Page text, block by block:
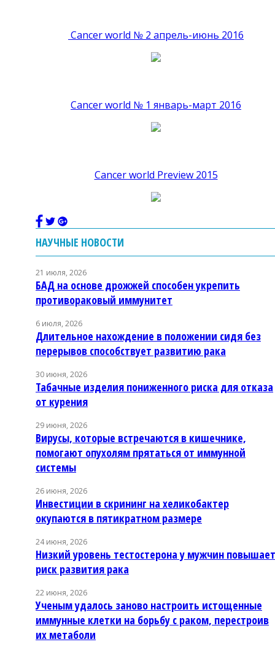
Cancer world № 2 апрель-июнь 2016
Cancer world № 1 январь-март 2016
Cancer world Preview 2015
НАУЧНЫЕ НОВОСТИ
21 июля, 2026
БАД на основе дрожжей способен укрепить
противораковый иммунитет
6 июля, 2026
Длительное нахождение в положении сидя без
перерывов способствует развитию рака
30 июня, 2026
Табачные изделия пониженного риска для отказа
от курения
29 июня, 2026
Вирусы, которые встречаются в кишечнике,
помогают опухолям прятаться от иммунной
системы
26 июня, 2026
Инвестиции в скрининг на хеликобактер
окупаются в пятикратном размере
24 июня, 2026
Низкий уровень тестостерона у мужчин повышает
риск развития рака
22 июня, 2026
Ученым удалось заново настроить истощенные
иммунные клетки на борьбу с раком, перестроив
их метаболи